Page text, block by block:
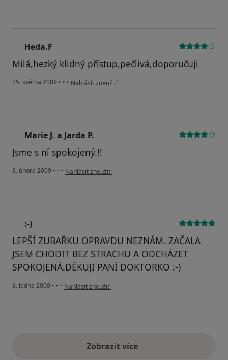
Heda.F
Milá,hezký klidný přístup,pečlivá,doporučuji
25. května 2009 • • • podle názoru uživatele Heda.F
Nahlásit zneužití
Marie J. a Jarda P.
Jsme s ní spokojený.!!
8. února 2009 • • • podle názoru uživatele Marie J. a Jarda P.
Nahlásit zneužití
:-)
LEPŠÍ ZUBAŘKU OPRAVDU NEZNÁM. ZAČALA
JSEM CHODIT BEZ STRACHU A ODCHÁZET
SPOKOJENÁ.DĚKUJI PANÍ DOKTORKO :-)
8. ledna 2009 • • • podle názoru uživatele :-)
Nahlásit zneužití
Zobrazit vícevýše uvedené názory